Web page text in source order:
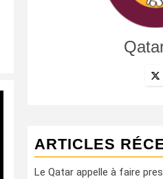
ARTICLES
Le Qatar appelle à faire